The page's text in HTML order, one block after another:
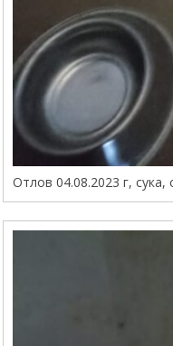
Отлов 04.08.2023 г,